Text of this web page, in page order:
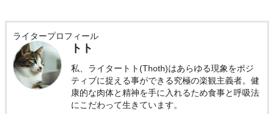
ライタープロフィール
トト
私、ライタートト(Thoth)はあらゆる現象をポジ
ティブに捉える事ができる究極の楽観主義者。健
康的な肉体と精神を手に入れるため食事と呼吸法
にこだわって生きています。